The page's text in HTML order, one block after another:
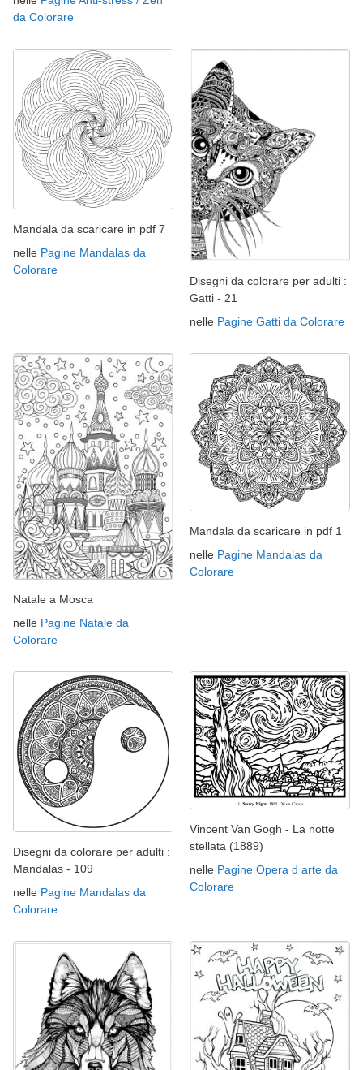
da Colorare
Mandala da scaricare in pdf 7
nelle Pagine Mandalas da
Colorare
Disegni da colorare per adulti :
Gatti - 21
nelle Pagine Gatti da Colorare
Natale a Mosca
nelle Pagine Natale da
Colorare
Mandala da scaricare in pdf 1
nelle Pagine Mandalas da
Colorare
Disegni da colorare per adulti :
Mandalas - 109
nelle Pagine Mandalas da
Colorare
Vincent Van Gogh - La notte
stellata (1889)
nelle Pagine Opera d arte da
Colorare